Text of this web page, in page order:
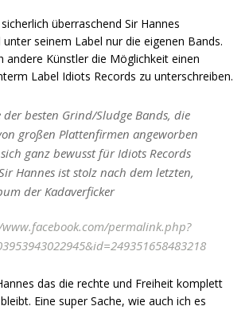
überraschend Sir Hannes
seinem Label nur die eigenen Bands.
andere Künstler die Möglichkeit einen
Label Idiots Records zu unterschreiben.
der besten Grind/Sludge Bands, die
großen Plattenfirmen angeworben
ganz bewusst für Idiots Records
Hannes ist stolz nach dem letzten,
der Kadaverficker
permalink.php?
das die rechte und Freiheit komplett
Eine super Sache, wie auch ich es